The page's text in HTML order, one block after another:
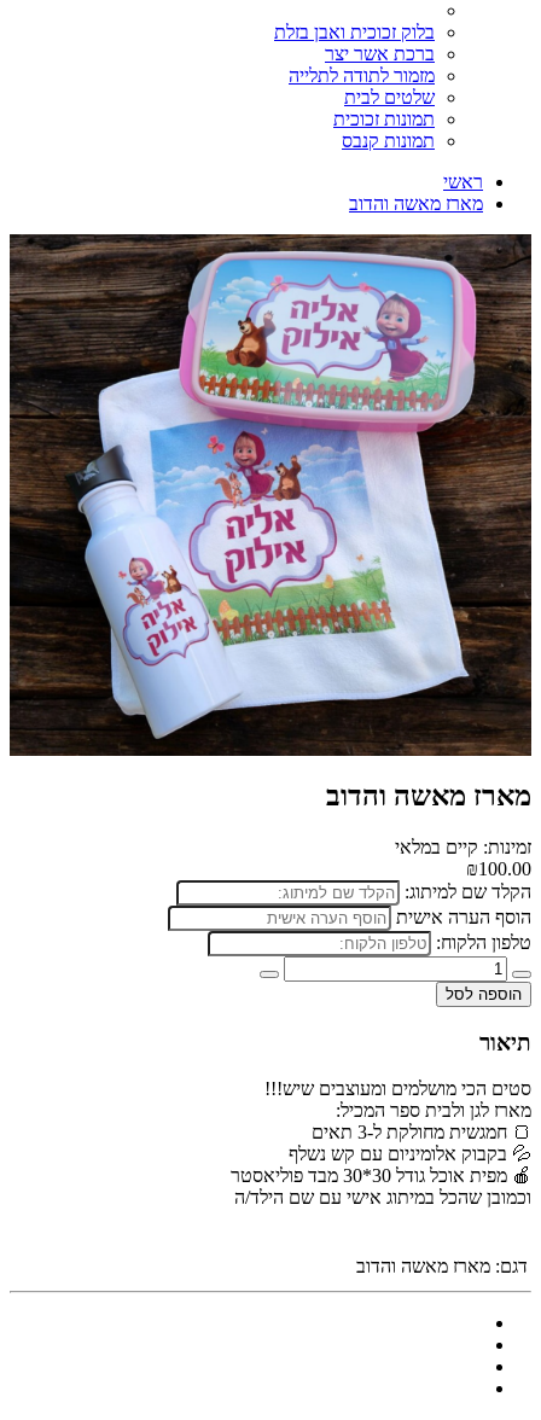
בלוק זכוכית ואבן בזלת
ברכת אשר יצר
מזמור לתודה לתלייה
שלטים לבית
תמונות זכוכית
תמונות קנבס
ראשי
מארז מאשה והדוב
מארז מאשה והדוב
זמינות: קיים במלאי
₪100.00
הקלד שם למיתוג:
הוסף הערה אישית
טלפון הלקוח:
הוספה לסל
תיאור
סטים הכי מושלמים ומעוצבים שיש!!!
מארז לגן ולבית ספר המכיל:
🍞 חמגשית מחולקת ל-3 תאים
💦 בקבוק אלומיניום עם קש נשלף
🍎 מפית אוכל גודל 30*30 מבד פוליאסטר
וכמובן שהכל במיתוג אישי עם שם הילד/ה
דגם: מארז מאשה והדוב